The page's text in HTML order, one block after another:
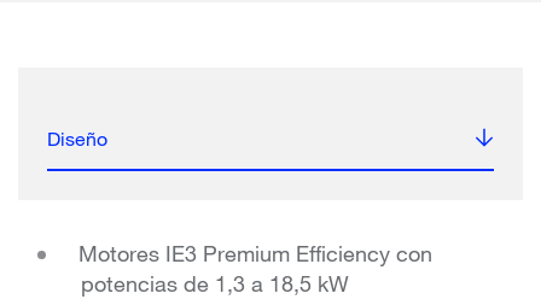
Diseño
Motores IE3 Premium Efficiency con
potencias de 1,3 a 18,5 kW